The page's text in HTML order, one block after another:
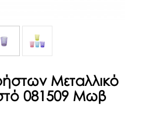
Μεταλλικό
081509 Μωβ